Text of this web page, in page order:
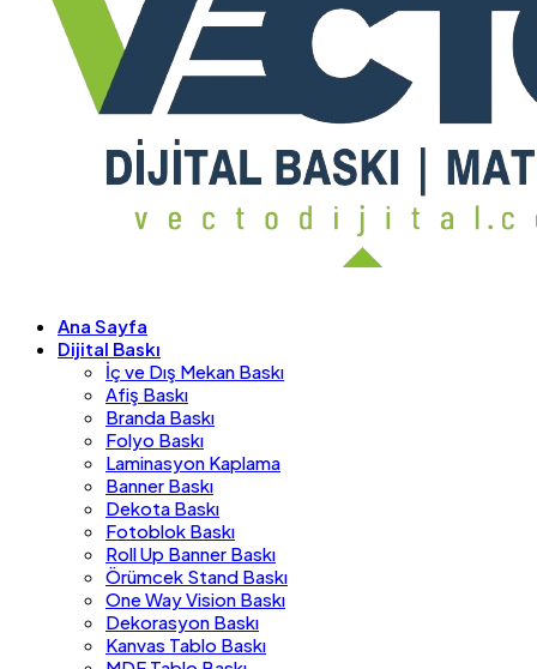
Ana Sayfa
Dijital Baskı
İç ve Dış Mekan Baskı
Afiş Baskı
Branda Baskı
Folyo Baskı
Laminasyon Kaplama
Banner Baskı
Dekota Baskı
Fotoblok Baskı
Roll Up Banner Baskı
Örümcek Stand Baskı
One Way Vision Baskı
Dekorasyon Baskı
Kanvas Tablo Baskı